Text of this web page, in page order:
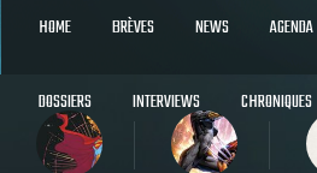
HOME BRÈVES NEWS AGENDA
DOSSIERS INTERVIEWS CHRONIQUES